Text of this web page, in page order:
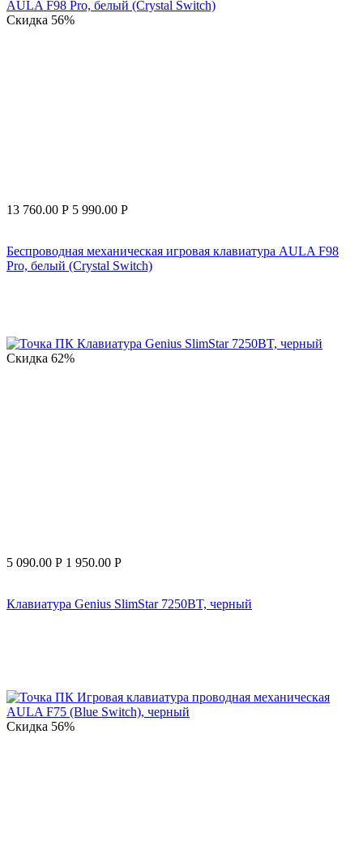
Скидка 56%
13 760.00 Р 5 990.00 Р
Беспроводная механическая игровая клавиатура AULA F98
Pro, белый (Crystal Switch)
Скидка 62%
5 090.00 Р 1 950.00 Р
Клавиатура Genius SlimStar 7250BT, черный
Скидка 56%